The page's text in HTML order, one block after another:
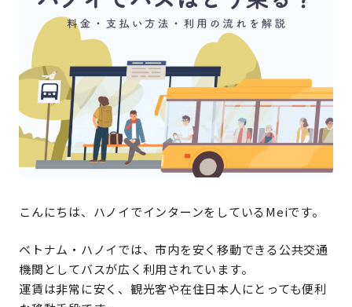
こんにちは、ハノイでインターンをしているMeiです。
ベトナム・ハノイでは、市内を安く移動できる公共交通
機関としてバスが広く利用されています。
運賃は非常に安く、観光客や在住日本人にとっても便利